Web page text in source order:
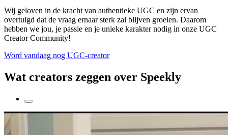
Wij geloven in de kracht van authentieke UGC en zijn ervan
overtuigd dat de vraag ernaar sterk zal blijven groeien. Daarom
hebben we jou, je passie en je unieke karakter nodig in onze UGC
Creator Community!
Word vandaag nog UGC-creator
Wat creators zeggen over Speekly